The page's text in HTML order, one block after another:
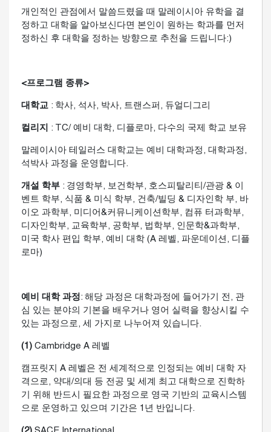
개인적인 관점에서 말씀드렸을 때 말레이시아 유학을 결
정하고 대학을 알아보신다면 본인이 원하는 학과를 먼저
정하신 후 대학을 정하는 방향으로 추천을 드립니다:)
<프로그램 종류>
대학교 : 학사, 석사, 박사, 트랜스퍼, 듀얼디그리
컬리지 : TC/ 예비 대학, 디플로마, 다수의 국제 학교 보유
말레이시아 테일러스 대학교는 예비 대학과정, 대학과정,
석박사 과정을 운영합니다.
개설 학부 : 경영학부, 보건학부, 호스피탈리티/관광 & 이
벤트 학부, 식품 & 미식 학부, 건축/빌딩 & 디자인학 부, 바
이오 과학부, 미디어&커뮤니케이션학부, 컴퓨 터과학부,
디자인학부, 교육학부, 공학부, 법학부, 인문학&과학부,
미국 학사 편입 학부, 예비 대학 (A 레벨, 파운데이션, 디플
로마)
예비 대학 과정: 해당 과정은 대학과정에 들어가기 전, 관
심 있는 분야의 기본을 배우거나 영어 실력을 향상시킬 수
있는 과정으로, 세 가지로 나누어져 있습니다.
(1) Cambridge A 레벨
캠프릿지 A 레벨은 전 세계적으로 인정되는 예비 대학 자
격으로, 약대/의대 등 전공 및 세계 최고 대학으로 진학하
기 위해 반드시 필요한 과정으로 영국 기반의 교육시스템
으로 운영하고 있으며 기간은 1년 반입니다.